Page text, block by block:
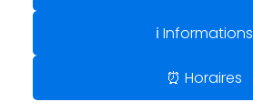
ℹ️ Informations
⏰ Horaires